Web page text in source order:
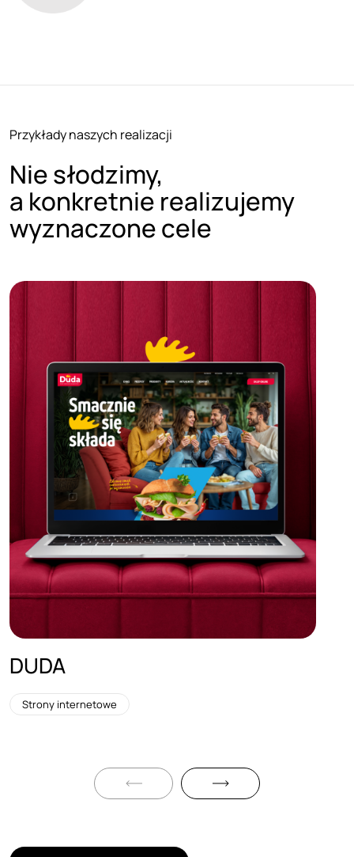
Przykłady naszych realizacji
Nie słodzimy,
a konkretnie realizujemy
wyznaczone cele
DUDA
Strony internetowe